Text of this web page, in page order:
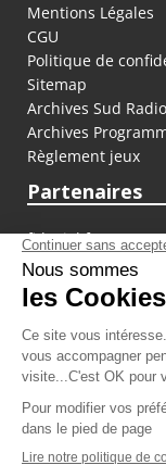
Mentions Légales
CGU
Politique de
Sitemap
Archives Sud Radio
Archives
Règlement jeux
Partenaires
fiducial.fr
lyoncapitale.fr
olympique-et-
L'application
Les cookies